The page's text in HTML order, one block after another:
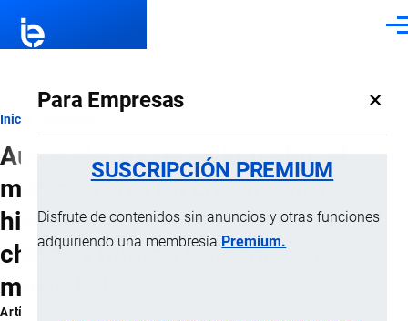
Para Empresas ×
SUSCRIPCIÓN PREMIUM
Disfrute de contenidos sin anuncios y otras funciones
adquiriendo una membresía Premium.
Ruta
de
navegación
Inicio
Autos eléctricos en Ecuador: el
mercado vive un crecimiento
histórico impulsado por marcas
chinas y nuevas tendencias de
movilidad
Artículo